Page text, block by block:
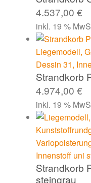
4.537,00 €
inkl. 19 %
Strandkorb
4.974,00 €
inkl. 19 %
Strandkorb
steingrau